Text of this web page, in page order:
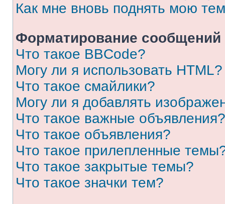
Как мне вновь поднять мою
Форматирование
Что такое BBCode?
Могу ли я использовать HTML?
Что такое смайлики?
Могу ли я добавлять
Что такое важные объявления?
Что такое объявления?
Что такое прилепленные
Что такое закрытые темы?
Что такое значки тем?